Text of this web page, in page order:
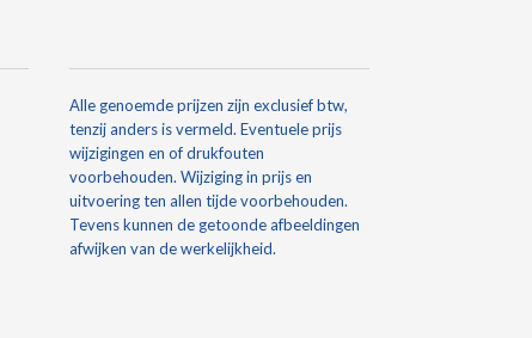
Alle genoemde prijzen zijn exclusief btw,
tenzij anders is vermeld. Eventuele prijs
wijzigingen en of drukfouten
voorbehouden. Wijziging in prijs en
uitvoering ten allen tijde voorbehouden.
Tevens kunnen de getoonde afbeeldingen
afwijken van de werkelijkheid.